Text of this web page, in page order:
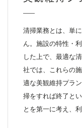
清掃業務とは、単
ん。施設の特性・
した上で、最適な
社では、これらの
適な美観維持プラ
掃をすれば終了と
とを第一に考え、